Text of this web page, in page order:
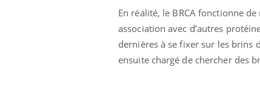
En réalité, le BRCA fonctionne
association avec d’autres
dernières à se fixer sur les brins
ensuite chargé de chercher des